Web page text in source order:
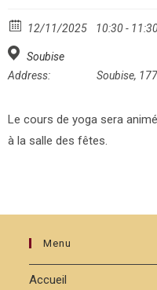
12/11/2025 10:30 -
Soubise
Address:
Soubise,
Le cours de yoga sera
à la salle des fêtes.
Menu
Accueil